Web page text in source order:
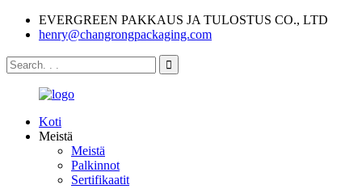
EVERGREEN PAKKAUS JA TULOSTUS CO., LTD
henry@changrongpackaging.com
Koti
Meistä
Meistä
Palkinnot
Sertifikaatit